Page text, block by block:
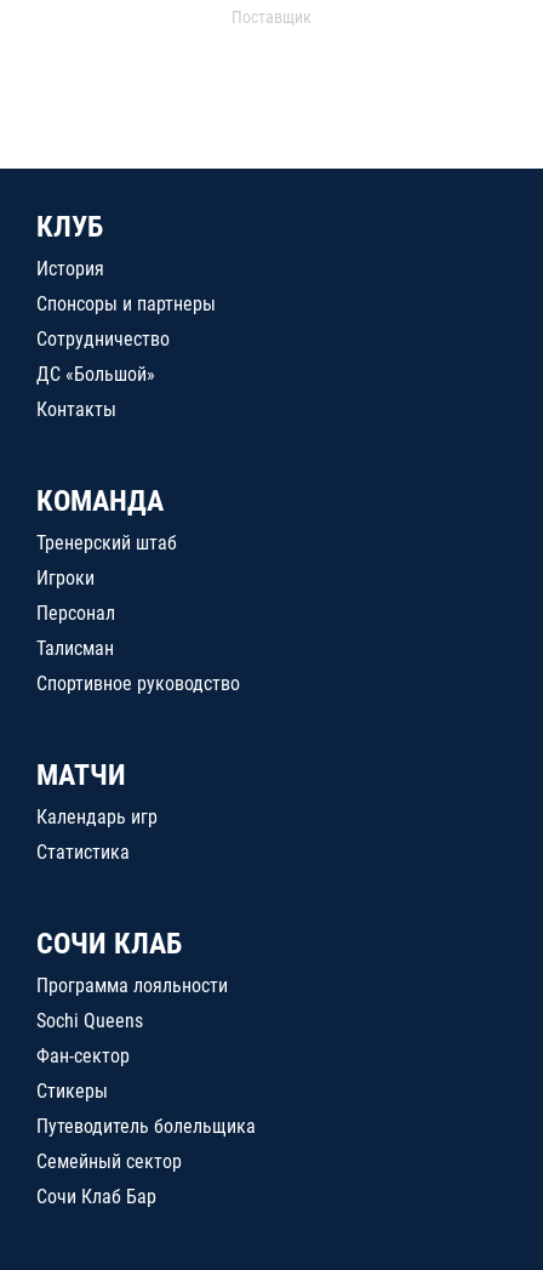
Поставщик
КЛУБ
История
Спонсоры и партнеры
Сотрудничество
ДС «Большой»
Контакты
КОМАНДА
Тренерский штаб
Игроки
Персонал
Талисман
Спортивное руководство
МАТЧИ
Календарь игр
Статистика
СОЧИ КЛАБ
Программа лояльности
Sochi Queens
Фан-сектор
Стикеры
Путеводитель болельщика
Семейный сектор
Сочи Клаб Бар